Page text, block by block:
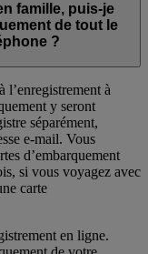
famille, puis-je
de tout le
?
l’enregistrement à
y seront
séparément,
e-mail. Vous
d’embarquement
si vous voyagez avec
carte
en ligne.